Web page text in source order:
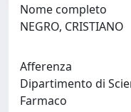
Nome completo
NEGRO, CRISTIANO
Afferenza
Dipartimento di
Farmaco